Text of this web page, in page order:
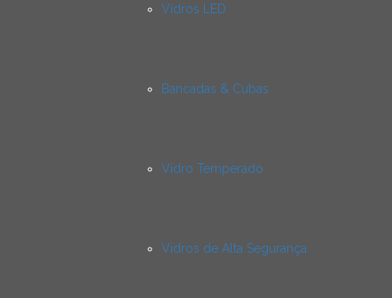
Vidros LED
Bancadas & Cubas
Vidro Temperado
Vidros de Alta Segurança